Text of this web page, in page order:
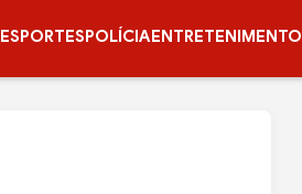
ESPORTESPOLÍCIAENTRETENIMENTO